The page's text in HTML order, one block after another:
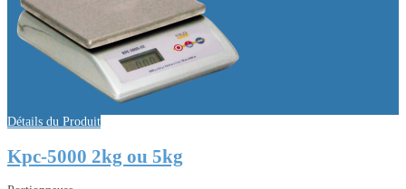
Détails du Produit
Kpc-5000 2kg ou 5kg